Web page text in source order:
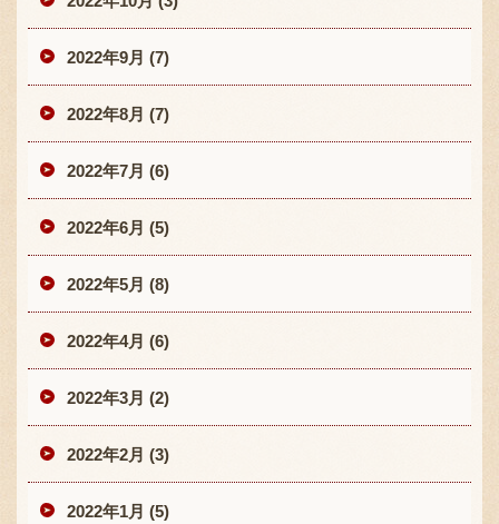
2022年9月 (7)
2022年8月 (7)
2022年7月 (6)
2022年6月 (5)
2022年5月 (8)
2022年4月 (6)
2022年3月 (2)
2022年2月 (3)
2022年1月 (5)